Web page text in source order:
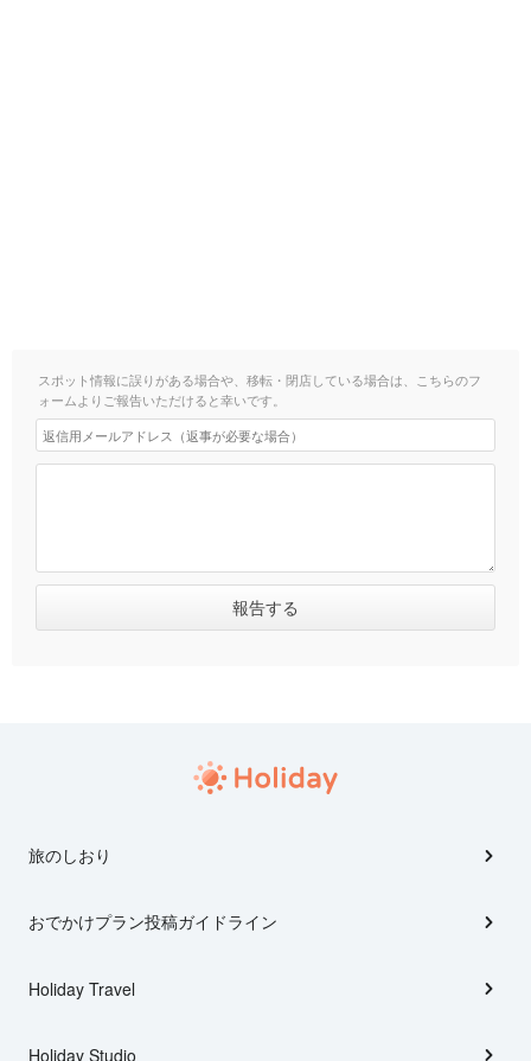
スポット情報に誤りがある場合や、移転・閉店している場合は、こちらのフ
ォームよりご報告いただけると幸いです。
旅のしおり
おでかけプラン投稿ガイドライン
Holiday Travel
Holiday Studio